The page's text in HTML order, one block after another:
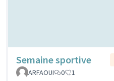
Semaine sportive
ARFAOUI
0 1